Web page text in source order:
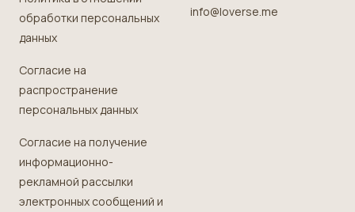
обработки персональных
данных
Согласие на
распространение
персональных данных
Согласие на получение
информационно-
рекламной рассылки
электронных сообщений и
info@loverse.me